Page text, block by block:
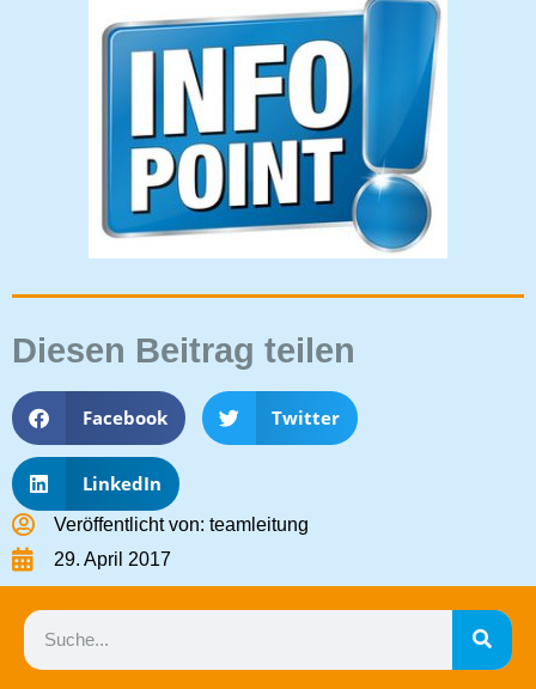
Diesen Beitrag teilen
Facebook Twitter
LinkedIn
Veröffentlicht von: teamleitung
29. April 2017